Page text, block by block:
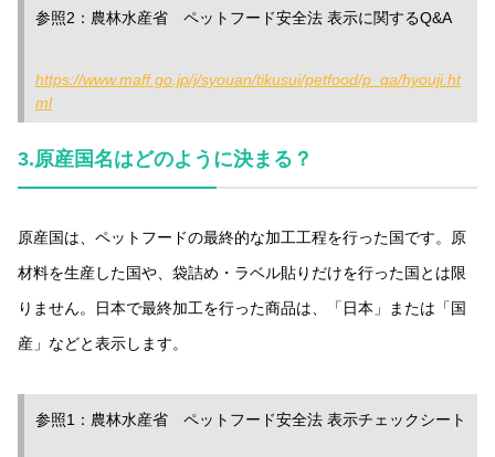
参照2：農林水産省 ペットフード安全法 表示に関するQ&A
https://www.maff.go.jp/j/syouan/tikusui/petfood/p_qa/hyouji.ht
ml
3.原産国名はどのように決まる？
原産国は、ペットフードの最終的な加工工程を行った国です。原
材料を生産した国や、袋詰め・ラベル貼りだけを行った国とは限
りません。日本で最終加工を行った商品は、「日本」または「国
産」などと表示します。
参照1：農林水産省 ペットフード安全法 表示チェックシート